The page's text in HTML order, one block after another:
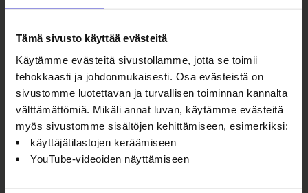
Tämä sivusto käyttää evästeitä
Käytämme evästeitä sivustollamme, jotta se toimii
tehokkaasti ja johdonmukaisesti. Osa evästeistä on
sivustomme luotettavan ja turvallisen toiminnan kannalta
välttämättömiä. Mikäli annat luvan, käytämme evästeitä
myös sivustomme sisältöjen kehittämiseen, esimerkiksi:
käyttäjätilastojen keräämiseen
YouTube-videoiden näyttämiseen
Oulu2026 Info
Kauppurienkatu 10
Kauppakeskus Pekuri 2krs
info@oulu2026.eu